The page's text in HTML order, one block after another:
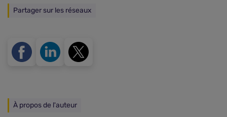
Partager sur les réseaux
À propos de l'auteur